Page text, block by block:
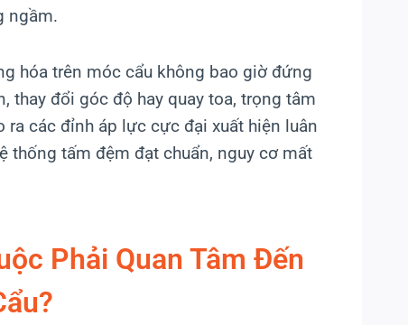
ngầm.
hóa trên móc cẩu không bao giờ đứng
thay đổi góc độ hay quay toa, trọng tâm
ra các đỉnh áp lực cực đại xuất hiện luân
thống tấm đệm đạt chuẩn, nguy cơ mất
Phải Quan Tâm Đến